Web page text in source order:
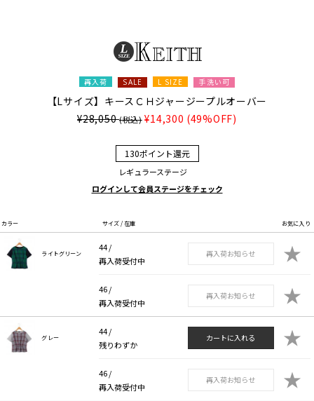
再入荷 SALE L SIZE 手洗い可
【Lサイズ】キースＣＨジャージープルオーバー
¥28,050(税込) ¥14,300 (49%OFF)
130ポイント還元
レギュラーステージ
ログインして会員ステージをチェック
カラー サイズ / 在庫 お気に入り
ライトグリーン
44 /
再入荷受付中
再入荷お知らせ ★
46 /
再入荷受付中
再入荷お知らせ ★
グレー
44 /
残りわずか
カートに入れる ★
46 /
再入荷受付中
再入荷お知らせ ★